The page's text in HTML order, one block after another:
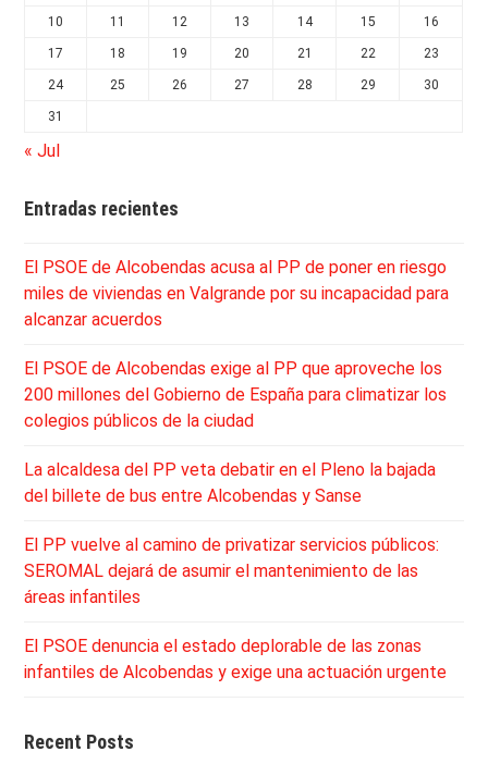
10 11 12 13 14 15 16
17 18 19 20 21 22 23
24 25 26 27 28 29 30
31
« Jul
Entradas recientes
El PSOE de Alcobendas acusa al PP de poner en riesgo
miles de viviendas en Valgrande por su incapacidad para
alcanzar acuerdos
El PSOE de Alcobendas exige al PP que aproveche los
200 millones del Gobierno de España para climatizar los
colegios públicos de la ciudad
La alcaldesa del PP veta debatir en el Pleno la bajada
del billete de bus entre Alcobendas y Sanse
El PP vuelve al camino de privatizar servicios públicos:
SEROMAL dejará de asumir el mantenimiento de las
áreas infantiles
El PSOE denuncia el estado deplorable de las zonas
infantiles de Alcobendas y exige una actuación urgente
Recent Posts